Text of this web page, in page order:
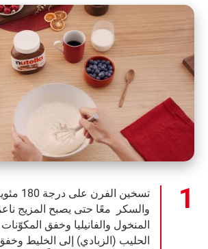
تسخين
والسكر
معًا حتى يصبح المزيج
المنخول والفانيليا وخفق
الحليب (الزبادي) إلى الخليط